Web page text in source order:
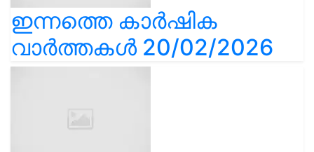
ഇന്നത്തെ കാർഷിക
വാർത്തകൾ 20/02/2026